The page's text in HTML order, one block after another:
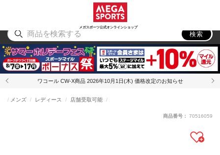
メガスポーツ公式オンラインショップ
アウトドア
検索
ワコール CW-X商品 2026年10月1日(木) 価格改定のお知らせ
メンズ レディース 店舗受取可能
商品番号： 70516059